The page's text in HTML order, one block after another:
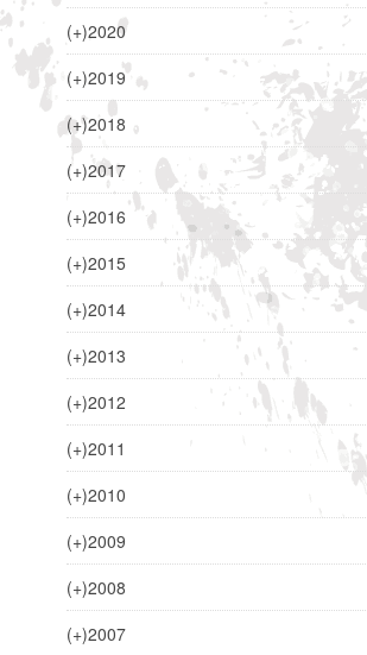
(+)2020
(+)2019
(+)2018
(+)2017
(+)2016
(+)2015
(+)2014
(+)2013
(+)2012
(+)2011
(+)2010
(+)2009
(+)2008
(+)2007